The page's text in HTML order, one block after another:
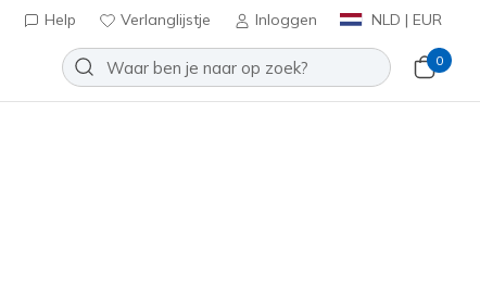
Help Verlanglijstje Inloggen NLD | EUR
0